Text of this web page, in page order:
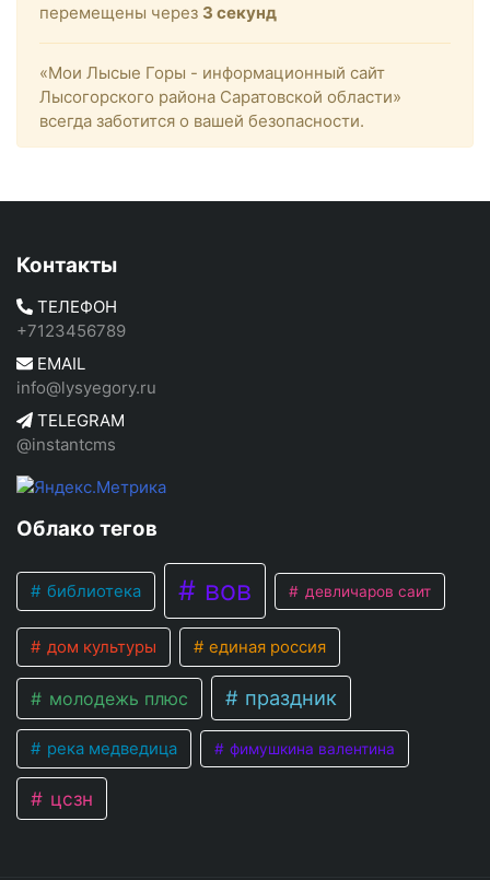
перемещены через 3 секунд
«Мои Лысые Горы - информационный сайт
Лысогорского района Саратовской области»
всегда заботится о вашей безопасности.
Контакты
ТЕЛЕФОН
+7123456789
EMAIL
info@lysyegory.ru
TELEGRAM
@instantcms
Облако тегов
библиотека вов девличаров саит
дом культуры единая россия
молодежь плюс праздник
река медведица фимушкина валентина
цсзн